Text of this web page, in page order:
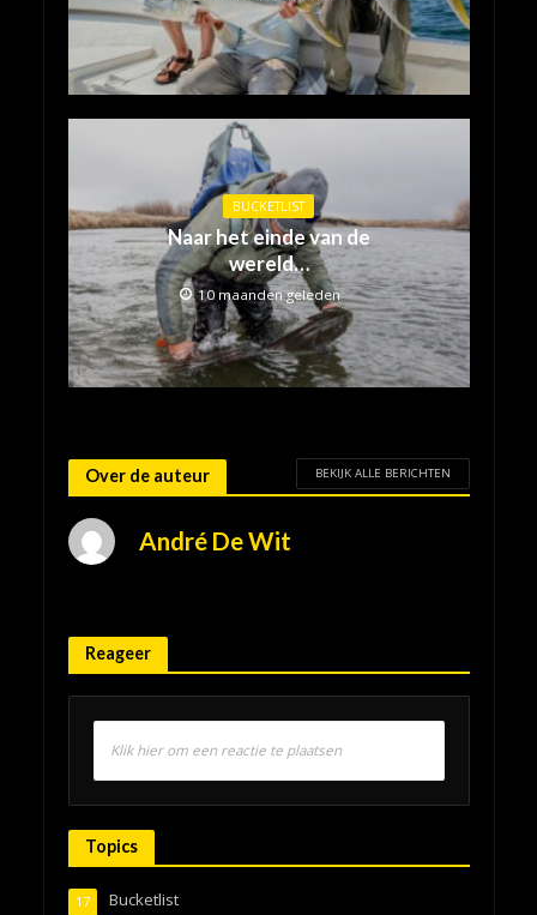
BUCKETLIST
Naar het einde van de
wereld…
10 maanden geleden
Over de auteur BEKIJK ALLE BERICHTEN
André De Wit
Reageer
Klik hier om een reactie te plaatsen
Topics
Bucketlist
17